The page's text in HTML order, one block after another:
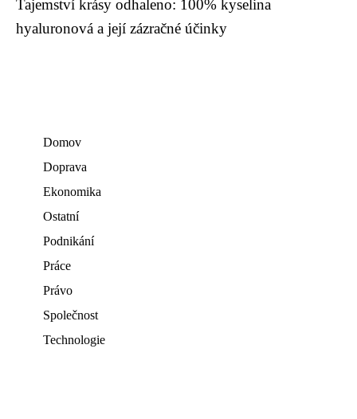
Tajemství krásy odhaleno: 100% kyselina
hyaluronová a její zázračné účinky
Domov
Doprava
Ekonomika
Ostatní
Podnikání
Práce
Právo
Společnost
Technologie